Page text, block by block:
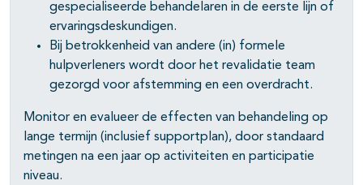
gespecialiseerde behandelaren in de eerste lijn of
ervaringsdeskundigen.
Bij betrokkenheid van andere (in) formele
hulpverleners wordt door het revalidatie team
gezorgd voor afstemming en een overdracht.
Monitor en evalueer de effecten van behandeling op
lange termijn (inclusief supportplan), door standaard
metingen na een jaar op activiteiten en participatie
niveau.